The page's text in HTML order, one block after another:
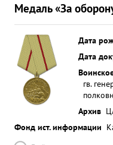
Медаль «За
Дата
Дата
гв.
Архив
Фонд ист. информации